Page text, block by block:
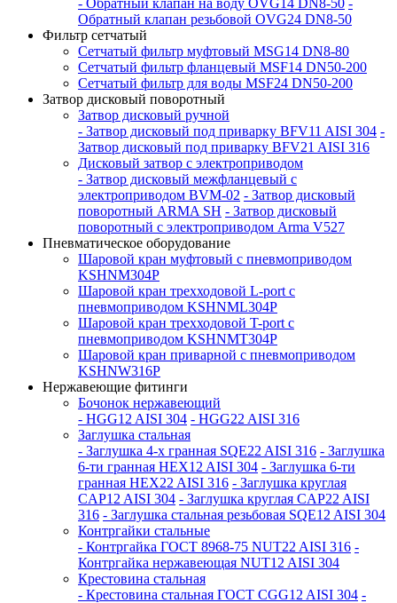
Обратный клапан резьбовой OVG24 DN8-50
Фильтр сетчатый
Сетчатый фильтр муфтовый MSG14 DN8-80
Сетчатый фильтр фланцевый MSF14 DN50-200
Сетчатый фильтр для воды MSF24 DN50-200
Затвор дисковый поворотный
Затвор дисковый ручной
- Затвор дисковый под приварку BFV11 AISI 304 -
Затвор дисковый под приварку BFV21 AISI 316
Дисковый затвор с электроприводом
- Затвор дисковый межфланцевый с
электроприводом BVM-02 - Затвор дисковый
поворотный ARMA SH - Затвор дисковый
поворотный с электроприводом Arma V527
Пневматическое оборудование
Шаровой кран муфтовый с пневмоприводом
KSHNM304P
Шаровой кран трехходовой L-port с
пневмоприводом KSHNML304P
Шаровой кран трехходовой T-port с
пневмоприводом KSHNMT304P
Шаровой кран приварной с пневмоприводом
KSHNW316P
Нержавеющие фитинги
Бочонок нержавеющий
- HGG12 AISI 304 - HGG22 AISI 316
Заглушка стальная
- Заглушка 4-х гранная SQE22 AISI 316 - Заглушка
6-ти гранная HEX12 AISI 304 - Заглушка 6-ти
гранная HEX22 AISI 316 - Заглушка круглая
CAP12 AISI 304 - Заглушка круглая CAP22 AISI
316 - Заглушка стальная резьбовая SQE12 AISI 304
Контргайки стальные
- Контргайка ГОСТ 8968-75 NUT22 AISI 316 -
Контргайка нержавеющая NUT12 AISI 304
Крестовина стальная
- Крестовина стальная ГОСТ CGG12 AISI 304 -